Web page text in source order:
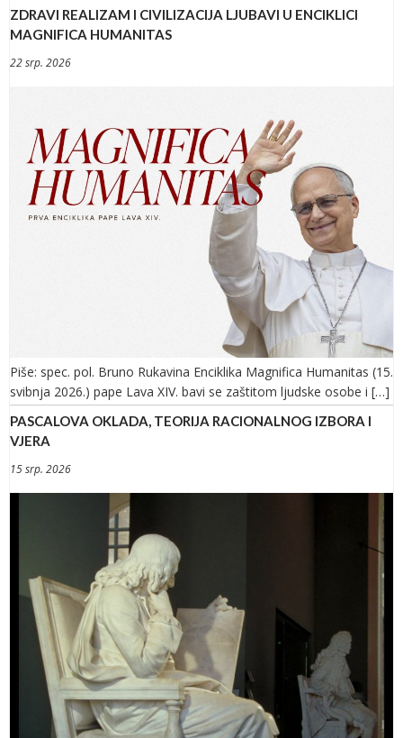
ZDRAVI REALIZAM I CIVILIZACIJA LJUBAVI U ENCIKLICI
MAGNIFICA HUMANITAS
22 srp. 2026
Piše: spec. pol. Bruno Rukavina Enciklika Magnifica Humanitas (15.
svibnja 2026.) pape Lava XIV. bavi se zaštitom ljudske osobe i […]
PASCALOVA OKLADA, TEORIJA RACIONALNOG IZBORA I
VJERA
15 srp. 2026